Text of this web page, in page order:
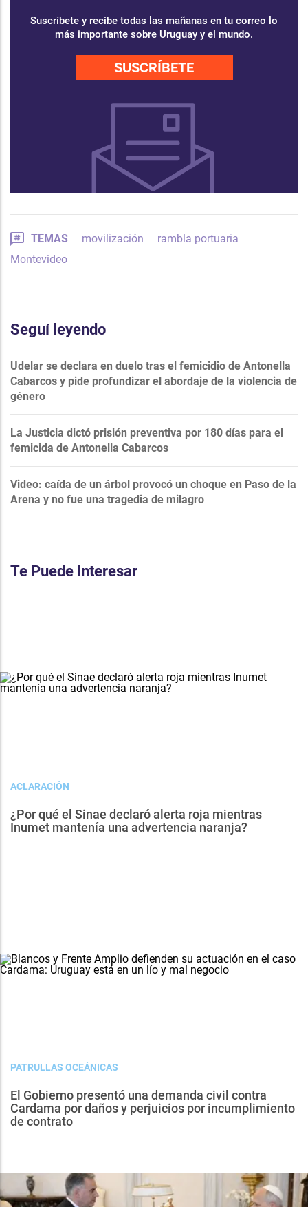
Suscríbete y recibe todas las mañanas en tu correo lo
más importante sobre Uruguay y el mundo.
SUSCRÍBETE
TEMAS movilización
rambla portuaria
Montevideo
Seguí leyendo
Udelar se declara en duelo tras el femicidio de Antonella
Cabarcos y pide profundizar el abordaje de la violencia de
género
La Justicia dictó prisión preventiva por 180 días para el
femicida de Antonella Cabarcos
Video: caída de un árbol provocó un choque en Paso de la
Arena y no fue una tragedia de milagro
Te Puede Interesar
ACLARACIÓN
¿Por qué el Sinae declaró alerta roja mientras
Inumet mantenía una advertencia naranja?
PATRULLAS OCEÁNICAS
El Gobierno presentó una demanda civil contra
Cardama por daños y perjuicios por incumplimiento
de contrato